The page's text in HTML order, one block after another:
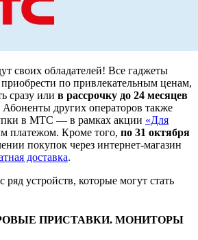
своих обладателей! Все гаджеты
по привлекательным ценам,
сразу или в рассрочку до 24 месяцев
Абоненты других операторов также
в МТС — в рамках акции «Для
платежом. Кроме того, по 31 октября
покупок через интернет-магазин
доставка.
устройств, которые могут стать
ПРИСТАВКИ. МОНИТОРЫ